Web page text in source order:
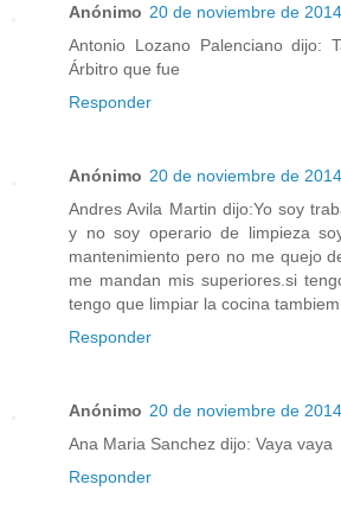
Anónimo 20 de noviembre de
Antonio Lozano Palenciano dijo:
Árbitro que fue
Responder
Anónimo 20 de noviembre de
Andres Avila Martin dijo:Yo soy
y no soy operario de limpieza
mantenimiento pero no me quejo
me mandan mis superiores.si
tengo que limpiar la cocina
Responder
Anónimo 20 de noviembre de
Ana Maria Sanchez dijo: Vaya vaya
Responder